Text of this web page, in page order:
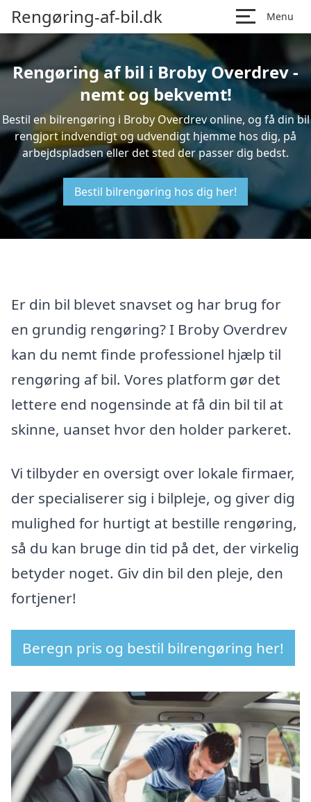
Rengøring-af-bil.dk Menu
Rengøring af bil i Broby Overdrev -
nemt og bekvemt!
Bestil en bilrengøring i Broby Overdrev online, og få din bil
rengjort indvendigt og udvendigt hjemme hos dig, på
arbejdspladsen eller det sted der passer dig bedst.
Bestil bilrengøring hos dig her!
Er din bil blevet snavset og har brug for
en grundig rengøring? I Broby Overdrev
kan du nemt finde professionel hjælp til
rengøring af bil. Vores platform gør det
lettere end nogensinde at få din bil til at
skinne, uanset hvor den holder parkeret.
Vi tilbyder en oversigt over lokale firmaer,
der specialiserer sig i bilpleje, og giver dig
mulighed for hurtigt at bestille rengøring,
så du kan bruge din tid på det, der virkelig
betyder noget. Giv din bil den pleje, den
fortjener!
Beregn pris og bestil bilrengøring her!